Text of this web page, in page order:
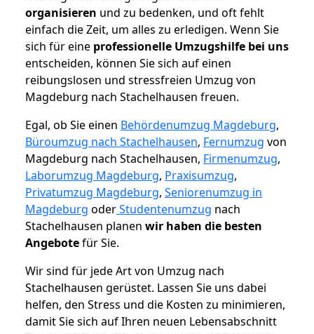
organisieren und zu bedenken, und oft fehlt
einfach die Zeit, um alles zu erledigen. Wenn Sie
sich für eine professionelle Umzugshilfe bei uns
entscheiden, können Sie sich auf einen
reibungslosen und stressfreien Umzug von
Magdeburg nach Stachelhausen freuen.
Egal, ob Sie einen Behördenumzug Magdeburg,
Büroumzug nach Stachelhausen, Fernumzug von
Magdeburg nach Stachelhausen, Firmenumzug,
Laborumzug Magdeburg, Praxisumzug,
Privatumzug Magdeburg, Seniorenumzug in
Magdeburg oderStudentenumzug nach
Stachelhausen planen wir haben die besten
Angebotefür Sie.
Wir sind für jede Art von Umzug nach
Stachelhausen gerüstet. Lassen Sie uns dabei
helfen, den Stress und die Kosten zu minimieren,
damit Sie sich auf Ihren neuen Lebensabschnitt